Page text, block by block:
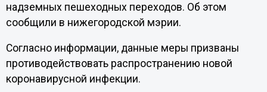
надземных пешеходных переходов. Об этом
сообщили в нижегородской мэрии.
Согласно информации, данные меры призваны
противодействовать распространению новой
коронавирусной инфекции.